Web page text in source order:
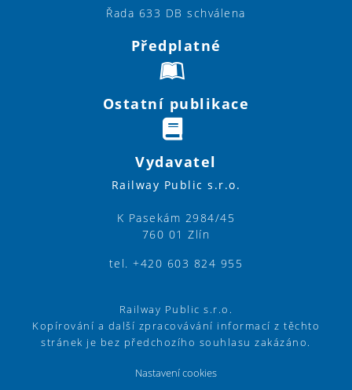
Řada 633 DB schválena
Předplatné
Ostatní publikace
Vydavatel
Railway Public s.r.o.
K Pasekám 2984/45
760 01 Zlín
tel. +420 603 824 955
Railway Public s.r.o.
Kopírování a další zpracovávání informací z těchto
stránek je bez předchozího souhlasu zakázáno.
Nastavení cookies